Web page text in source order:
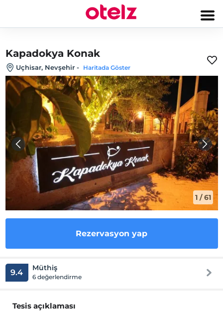
Kapadokya Konak
Uçhisar, Nevşehir - Haritada Göster
1 /61
Rezervasyon yap
9.4 Müthiş
6 değerlendirme
Tesis açıklaması